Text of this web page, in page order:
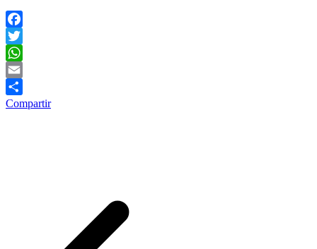
Facebook
Twitter
WhatsApp
Email
Compartir